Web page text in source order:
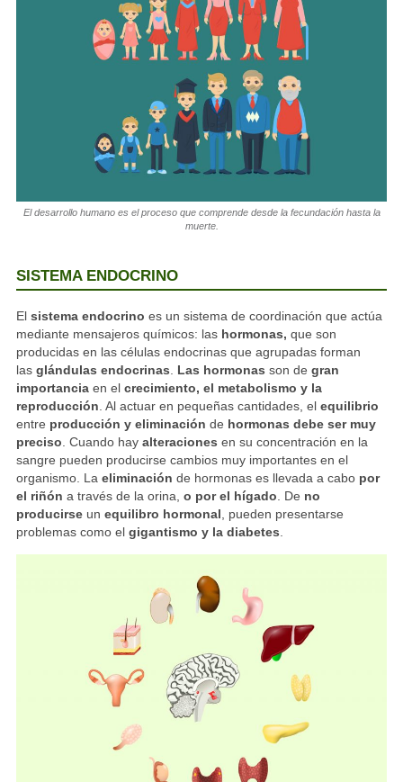
El desarrollo humano es el proceso que comprende desde la fecundación hasta la
muerte.
SISTEMA ENDOCRINO
El sistema endocrino es un sistema de coordinación que actúa
mediante mensajeros químicos: las hormonas, que son
producidas en las células endocrinas que agrupadas forman
las glándulas endocrinas. Las hormonas son de gran
importanciaen el crecimiento, el metabolismo y la
reproducción. Al actuar en pequeñas cantidades, el equilibrio
entre producción y eliminación de hormonas debe ser muy
preciso. Cuando hay alteraciones en su concentración en la
sangre pueden producirse cambios muy importantes en el
organismo. La eliminación de hormonas es llevada a cabo por
el riñón a través de la orina, o por el hígado. De no
producirseun equilibro hormonal, pueden presentarse
problemas como el gigantismo y la diabetes.